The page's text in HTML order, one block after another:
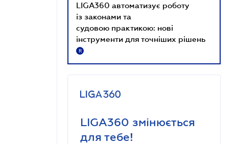
LIGA360 автоматизує роботу
із законами та
судовою практикою: нові
інструменти для точніших рішень
R
LIGA360 змінюється
для тебе!